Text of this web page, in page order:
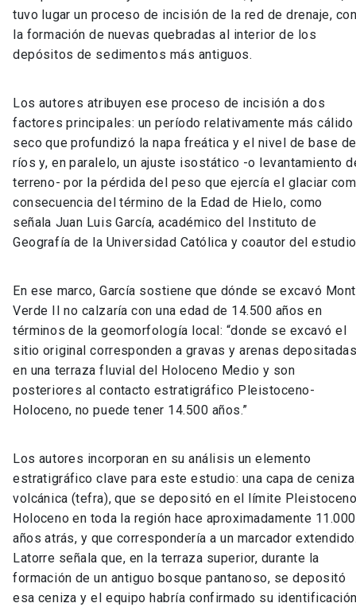
tuvo lugar un proceso de incisión de la red de drenaje,
la formación de nuevas quebradas al interior de los
depósitos de sedimentos más antiguos.
Los autores atribuyen ese proceso de incisión a dos
factores principales: un período relativamente más cálido
seco que profundizó la napa freática y el nivel de base de
ríos y, en paralelo, un ajuste isostático -o levantamiento
terreno- por la pérdida del peso que ejercía el glaciar
consecuencia del término de la Edad de Hielo, como
señala Juan Luis García, académico del Instituto de
Geografía de la Universidad Católica y coautor del
En ese marco, García sostiene que dónde se excavó
Verde II no calzaría con una edad de 14.500 años en
términos de la geomorfología local: “donde se excavó el
sitio original corresponden a gravas y arenas
en una terraza fluvial del Holoceno Medio y son
posteriores al contacto estratigráfico Pleistoceno-
Holoceno, no puede tener 14.500 años.”
Los autores incorporan en su análisis un elemento
estratigráfico clave para este estudio: una capa de ceniza
volcánica (tefra), que se depositó en el límite
Holoceno en toda la región hace aproximadamente 11.000
años atrás, y que correspondería a un marcador
Latorre señala que, en la terraza superior, durante la
formación de un antiguo bosque pantanoso, se depositó
esa ceniza y el equipo habría confirmado su